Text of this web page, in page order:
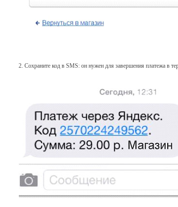
2. Сохраните код в SMS: он нужен для завершения платежа в